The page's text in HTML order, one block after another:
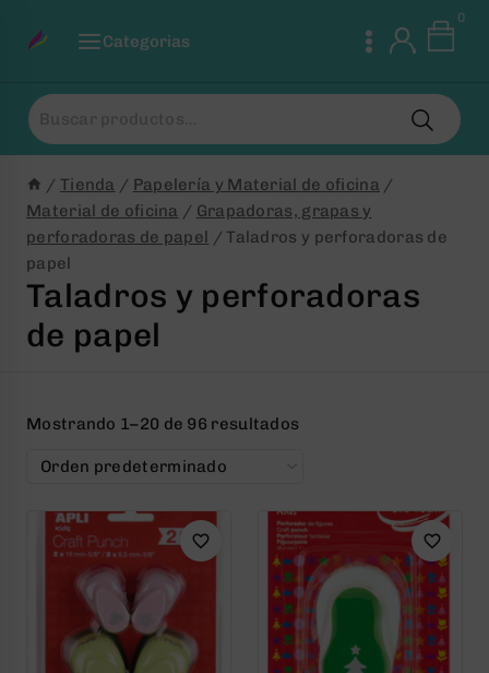
Categorias
0
Buscar
por:
/ Tienda / Papelería y Material de oficina /
Material de oficina / Grapadoras, grapas y
perforadoras de papel / Taladros y perforadoras de
papel
Taladros y perforadoras
de papel
Mostrando 1–20 de 96 resultados